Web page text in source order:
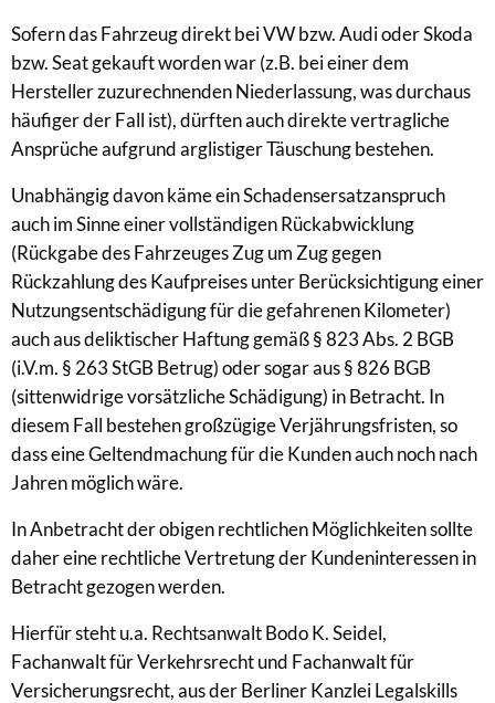
Sofern das Fahrzeug direkt bei VW bzw. Audi oder Skoda
bzw. Seat gekauft worden war (z.B. bei einer dem
Hersteller zuzurechnenden Niederlassung, was durchaus
häufiger der Fall ist), dürften auch direkte vertragliche
Ansprüche aufgrund arglistiger Täuschung bestehen.
Unabhängig davon käme ein Schadensersatzanspruch
auch im Sinne einer vollständigen Rückabwicklung
(Rückgabe des Fahrzeuges Zug um Zug gegen
Rückzahlung des Kaufpreises unter Berücksichtigung einer
Nutzungsentschädigung für die gefahrenen Kilometer)
auch aus deliktischer Haftung gemäß § 823 Abs. 2 BGB
(i.V.m. § 263 StGB Betrug) oder sogar aus § 826 BGB
(sittenwidrige vorsätzliche Schädigung) in Betracht. In
diesem Fall bestehen großzügige Verjährungsfristen, so
dass eine Geltendmachung für die Kunden auch noch nach
Jahren möglich wäre.
In Anbetracht der obigen rechtlichen Möglichkeiten sollte
daher eine rechtliche Vertretung der Kundeninteressen in
Betracht gezogen werden.
Hierfür steht u.a. Rechtsanwalt Bodo K. Seidel,
Fachanwalt für Verkehrsrecht und Fachanwalt für
Versicherungsrecht, aus der Berliner Kanzlei Legalskills